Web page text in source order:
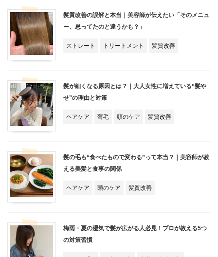
髪質改善の誤解と本当｜美容師が伝えたい「そのメニュ
ー、思ってたのと違うかも？」
ストレート トリートメント 髪質改善
髪が細くなる原因とは？｜大人女性に増えている“髪や
せ”の理由と対策
ヘアケア 薄毛 頭のケア 髪質改善
髪の毛も“食べたもので変わる”って本当？｜美容師が教
える美髪と食事の関係
ヘアケア 頭のケア 髪質改善
梅雨・夏の湿気で髪が広がる人必見！プロが教える5つ
の対策習慣